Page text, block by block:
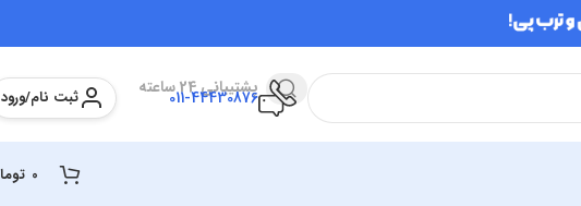
پشتیبانی 24 ساعته
011-44430876 ثبت نام/ورود